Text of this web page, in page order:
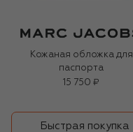
Кожаная обложка для
паспорта
15 750 ₽
Быстрая покупка